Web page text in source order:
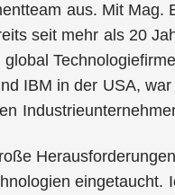
aus. Mit Mag.
seit mehr als 20
IBM in der USA,